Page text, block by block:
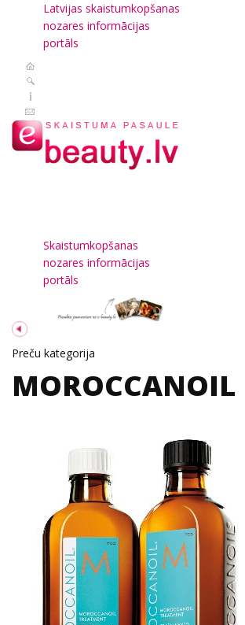
Latvijas skaistumkopšanas
nozares informācijas
portāls
Skaistumkopšanas
nozares informācijas
portāls
Preču kategorija
MOROCCANOIL